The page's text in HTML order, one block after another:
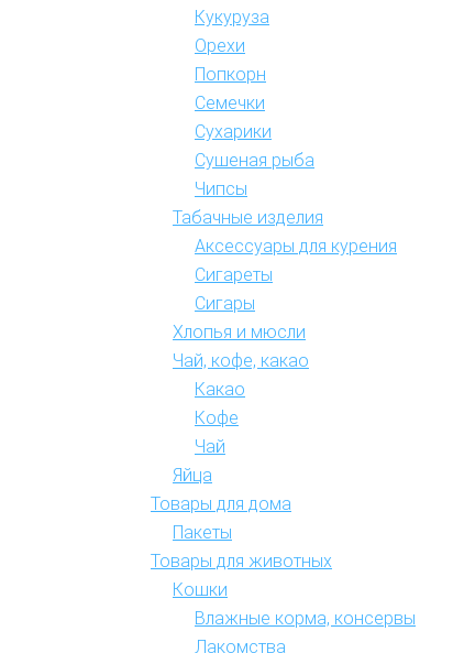
Кукуруза
Орехи
Попкорн
Семечки
Сухарики
Сушеная рыба
Чипсы
Табачные изделия
Аксессуары для курения
Сигареты
Сигары
Хлопья и мюсли
Чай, кофе, какао
Какао
Кофе
Чай
Яйца
Товары для дома
Пакеты
Товары для животных
Кошки
Влажные корма, консервы
Лакомства